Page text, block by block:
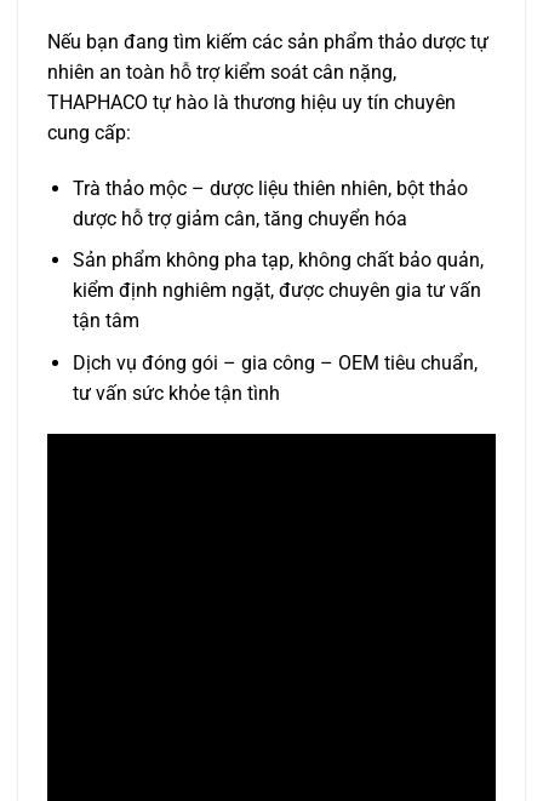
Nếu bạn đang tìm kiếm các sản phẩm thảo dược tự
nhiên an toàn hỗ trợ kiểm soát cân nặng,
THAPHACO tự hào là thương hiệu uy tín chuyên
cung cấp:
Trà thảo mộc – dược liệu thiên nhiên, bột thảo
dược hỗ trợ giảm cân, tăng chuyển hóa
Sản phẩm không pha tạp, không chất bảo quản,
kiểm định nghiêm ngặt, được chuyên gia tư vấn
tận tâm
Dịch vụ đóng gói – gia công – OEM tiêu chuẩn,
tư vấn sức khỏe tận tình